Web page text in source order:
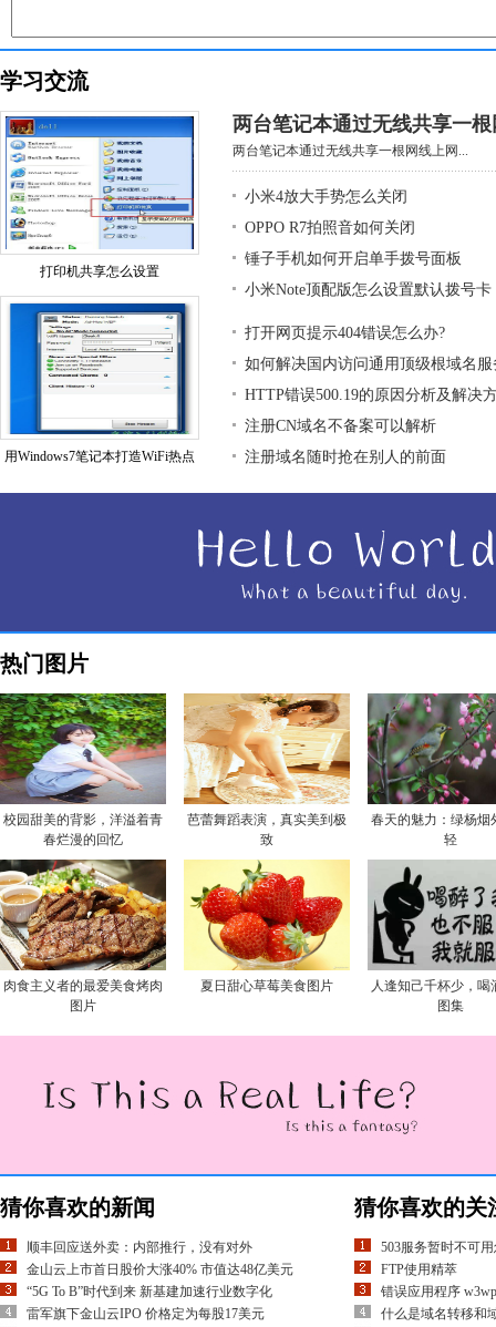
学习交流
打印机共享怎么设置
用Windows7笔记本打造WiFi热点
两台笔记本通过无线共享一
两台笔记本通过无线共享一根网线上网...
小米4放大手势怎么关闭
OPPO R7拍照音如何关闭
锤子手机如何开启单手拨号面板
小米Note顶配版怎么设置默认拨号卡
打开网页提示404错误怎么办?
如何解决国内访问通用顶级根域名
HTTP错误500.19的原因分析及解决
注册CN域名不备案可以解析
注册域名随时抢在别人的前面
热门图片
校园甜美的背影，洋溢着青
春烂漫的回忆
芭蕾舞蹈表演，真实美到极
致
春天的魅力：绿杨烟
轻
肉食主义者的最爱美食烤肉
图片
夏日甜心草莓美食图片
人逢知己千杯少，喝
图集
猜你喜欢的新闻
顺丰回应送外卖：内部推行，没有对外
金山云上市首日股价大涨40% 市值达48亿美元
“5G To B”时代到来 新基建加速行业数字化
雷军旗下金山云IPO 价格定为每股17美元
猜你喜欢的关
503服务暂时不可
FTP使用精萃
错误应用程序
什么是域名转移和